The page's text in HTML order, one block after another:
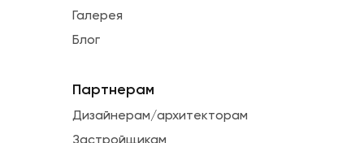
Галерея
Блог
Партнерам
Дизайнерам/архитекторам